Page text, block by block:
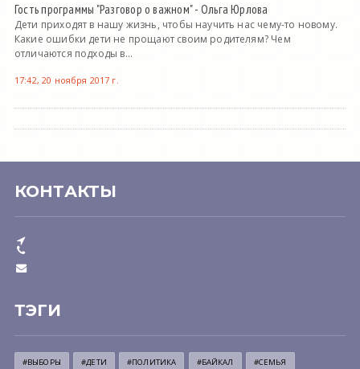
Гость программы "Разговор о важном" - Ольга Юрлова
Дети приходят в нашу жизнь, чтобы научить нас чему-то новому.
Какие ошибки дети не прощают своим родителям? Чем
отличаются подходы в...
17:42, 20 ноября 2017 г.
КОНТАКТЫ
ТЭГИ
#ВЫБОРЫ #ДЕТИ #ПОЛИТИКА #БАЙКАЛ #СЕМЬЯ